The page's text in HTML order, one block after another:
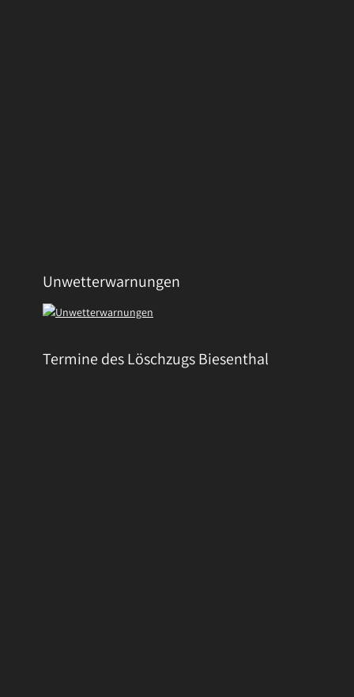
Unwetterwarnungen
Termine des Löschzugs Biesenthal